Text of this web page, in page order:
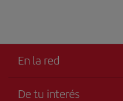
En la red
De tu interés